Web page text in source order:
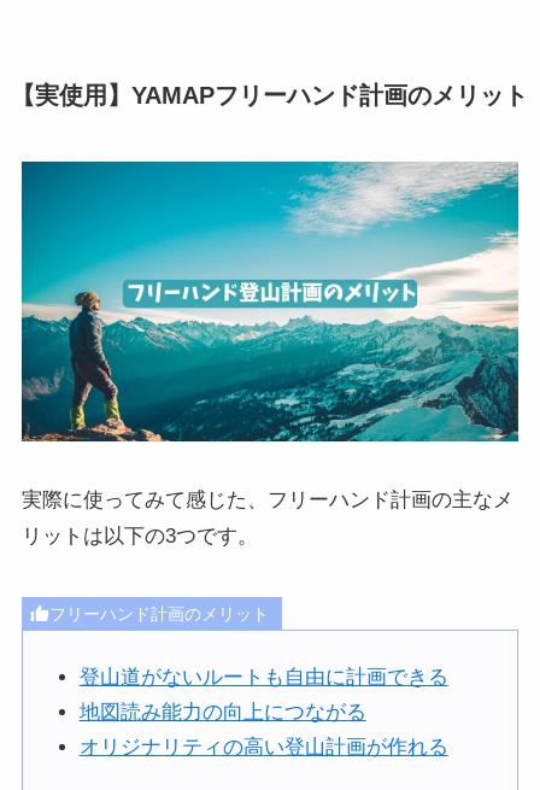
【実使用】YAMAPフリーハンド計画のメリット
実際に使ってみて感じた、フリーハンド計画の主なメ
リットは以下の3つです。
フリーハンド計画のメリット
登山道がないルートも自由に計画できる
地図読み能力の向上につながる
オリジナリティの高い登山計画が作れる